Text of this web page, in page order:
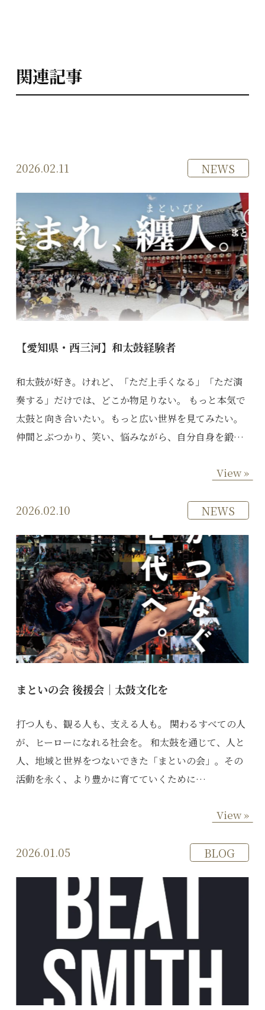
関連記事
2026.02.11 NEWS
【愛知県・西三河】和太鼓経験者
和太鼓が好き。けれど、「ただ上手くなる」「ただ演
奏する」だけでは、どこか物足りない。 もっと本気で
太鼓と向き合いたい。もっと広い世界を見てみたい。
仲間とぶつかり、笑い、悩みながら、自分自身を鍛…
View »
2026.02.10 NEWS
まといの会 後援会｜太鼓文化を
打つ人も、観る人も、支える人も。 関わるすべての人
が、ヒーローになれる社会を。 和太鼓を通じて、人と
人、地域と世界をつないできた「まといの会」。その
活動を永く、より豊かに育てていくために…
View »
2026.01.05 BLOG